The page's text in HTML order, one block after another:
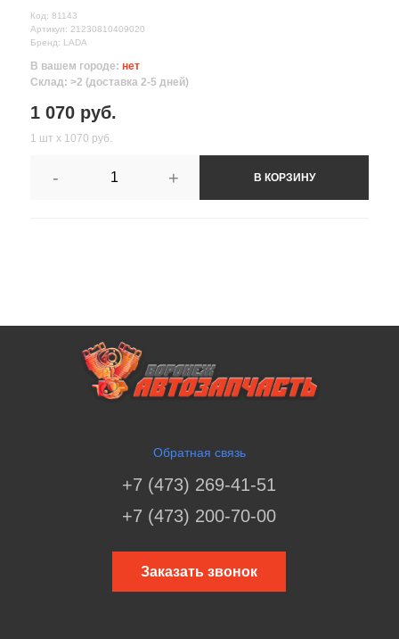
Код: 81143
Артикул: 21230810409020
Бренд: LADA
В вашем городе: нет
Склад: >2 (доставка 2-5 дней)
1 070 руб.
1 шт х 1070 руб.
- + В КОРЗИНУ
Обратная связь
+7 (473) 269-41-51
+7 (473) 200-70-00
Заказать звонок